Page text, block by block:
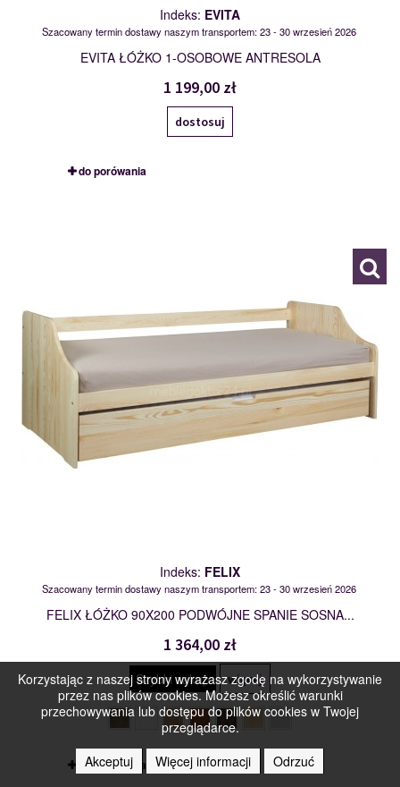
Indeks: EVITA
Szacowany termin dostawy naszym transportem: 23 - 30 wrzesień 2026
EVITA ŁÓŻKO 1-OSOBOWE ANTRESOLA
1 199,00 zł
dostosuj
do porówania
Indeks: FELIX
Szacowany termin dostawy naszym transportem: 23 - 30 wrzesień 2026
FELIX ŁÓŻKO 90X200 PODWÓJNE SPANIE SOSNA...
1 364,00 zł
Szybki zakup więcej
do porówania
Korzystając z naszej strony wyrażasz zgodę na wykorzystywanie
przez nas plików cookies. Możesz określić warunki
przechowywania lub dostępu do plików cookies w Twojej
przeglądarce.
Akceptuj
Więcej informacji Odrzuć